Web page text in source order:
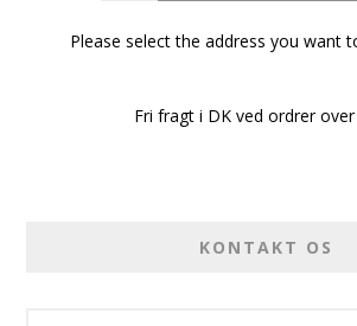
Please select the address you want
Fri fragt i DK ved ordrer
KONTAKT OS